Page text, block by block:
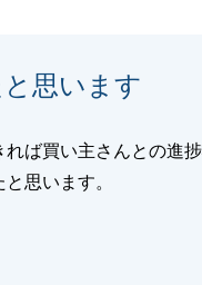
思います
ば買い主さんとの進
思います。